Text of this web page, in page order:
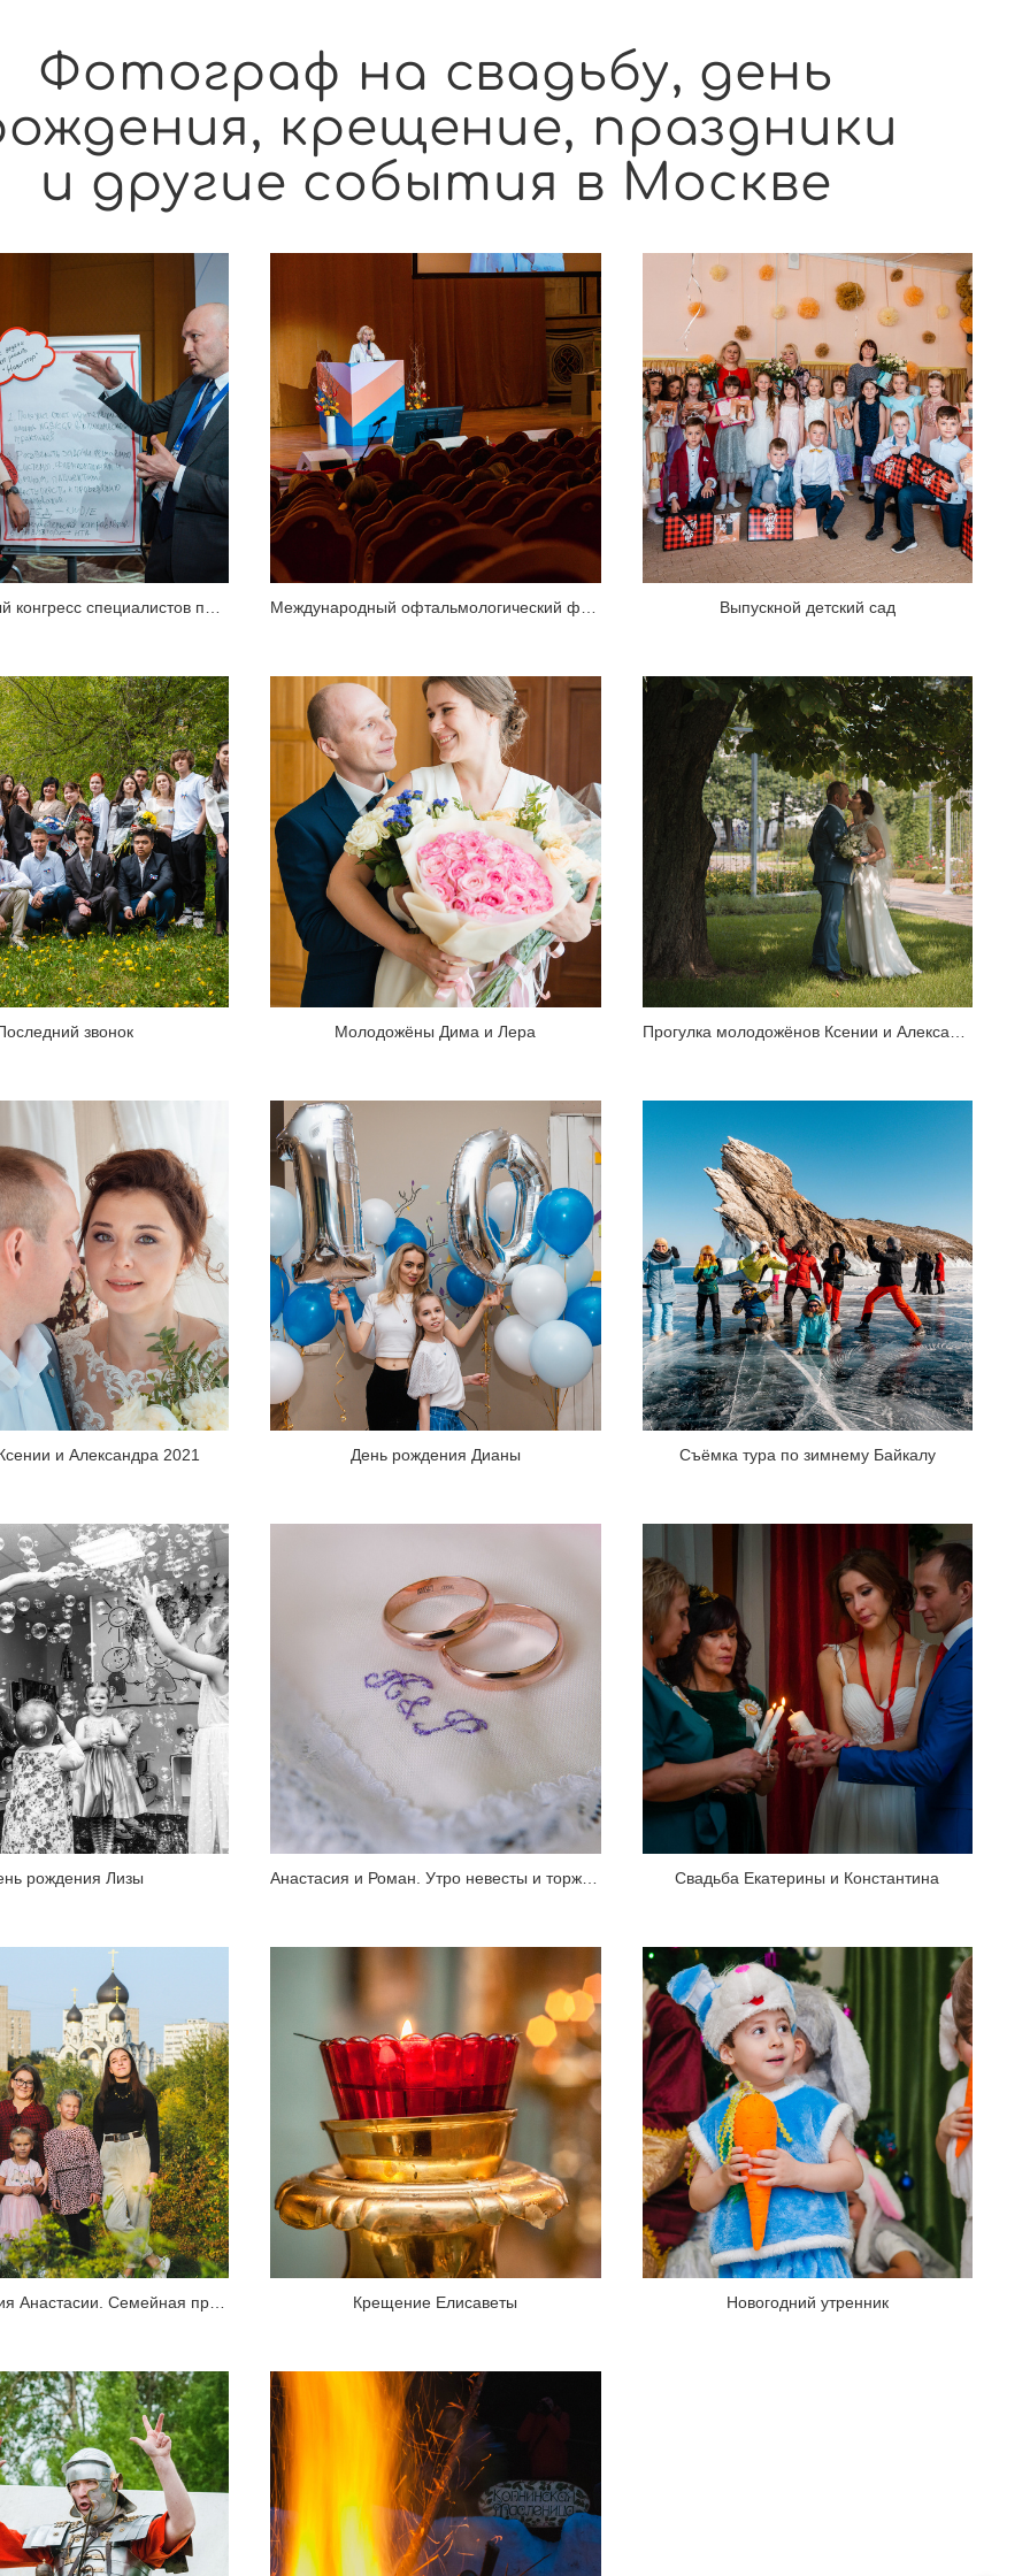
Фотограф на свадьбу, день
крещение, праздники
и другие события в Москве
VIII Ежегодный конгресс специалистов по опухолям головы и шеи Международный офтальмологический форум-2021 Выпускной детский сад
звонок Молодожёны Дима и Лера
и Александра 2021 День рождения Дианы Съёмка тура по зимнему Байкалу
рождения Лизы Анастасия и Роман. Утро невесты и торжественная регистрация Свадьба Екатерины и Константина
Крещение Елисаветы Новогодний утренник